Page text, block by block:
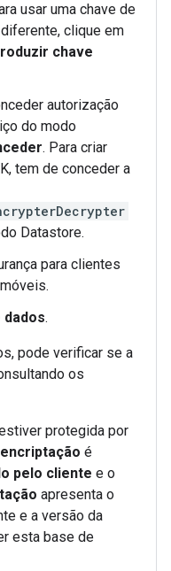
usar uma chave de
clique em
chave
autorização
do modo
. Para criar
tem de conceder a
Datastore.
para clientes
dados.
pode verificar se a
os
protegida por
é
pelo cliente e o
apresenta o
e a versão da
esta base de